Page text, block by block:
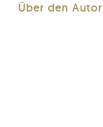
Über den